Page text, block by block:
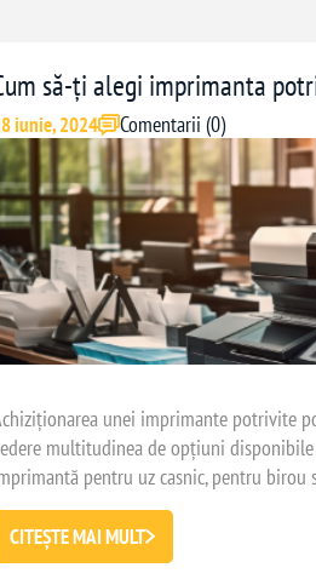
să-ți alegi imprimanta
iunie, 2024 Comentarii (0)
unei imprimante potrivite
multitudinea de opțiuni disponibile
pentru uz casnic, pentru birou
esențial să ții cont de anumite criterii
bună alegere în funcție de nevoile și
articol te va ajuta să identifici ce tip
CITEȘTE MAI MULT